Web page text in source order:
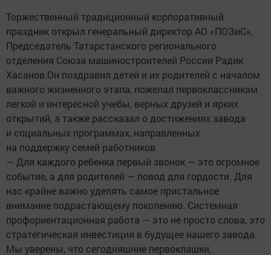
Торжественный традиционный корпоративный
праздник открыл генеральный директор АО «ПОЗиС»,
Председатель Татарстанского регионального
отделения Союза машиностроителей России Радик
Хасанов.Он поздравил детей и их родителей с началом
важного жизненного этапа, пожелал первоклассникам
легкой и интересной учебы, верных друзей и ярких
открытий, а также рассказал о достижениях завода
и социальных программах, направленных
на поддержку семей работников.
— Для каждого ребенка первый звонок — это огромное
событие, а для родителей — повод для гордости. Для
нас крайне важно уделять самое пристальное
внимание подрастающему поколению. Системная
профориентационная работа — это не просто слова, это
стратегическая инвестиция в будущее нашего завода.
Мы уверены, что сегодняшние первоклашки,